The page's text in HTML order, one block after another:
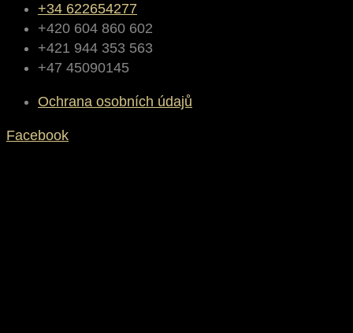
+34 622654277
+420 604 860 602
+421 944 353 563
+47 45090145
Ochrana osobních údajů
Facebook